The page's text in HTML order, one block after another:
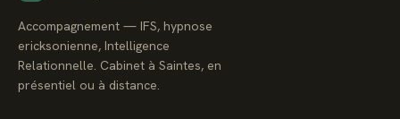
Accompagnement — IFS, hypnose
ericksonienne, Intelligence
Relationnelle. Cabinet à Saintes, en
présentiel ou à distance.